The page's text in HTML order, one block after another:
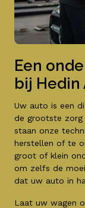
Een
bij
Uw auto is een
de grootste zorg
staan onze
herstellen of te
groot of klein
om zelfs de
dat uw auto in
Laat uw wagen